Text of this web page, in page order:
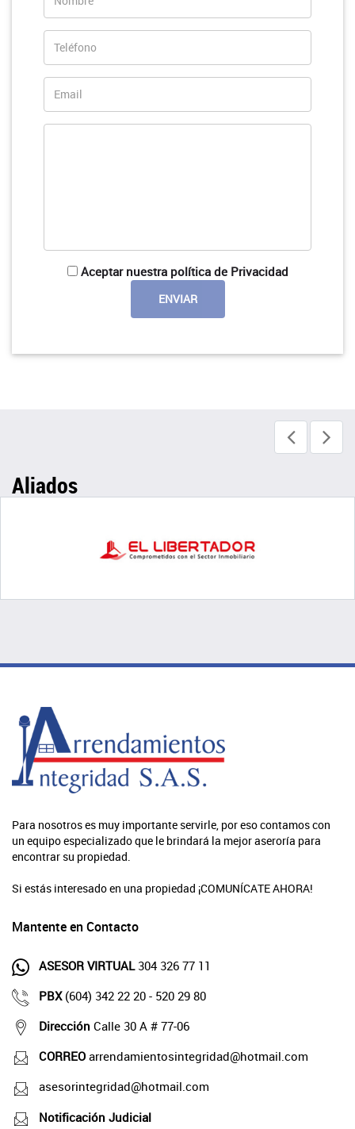
Aceptar nuestra política de Privacidad
Aliados
Para nosotros es muy importante servirle, por eso contamos con
un equipo especializado que le brindará la mejor aseroría para
encontrar su propiedad.
Si estás interesado en una propiedad ¡COMUNÍCATE AHORA!
Mantente en Contacto
ASESOR VIRTUAL304 326 77 11
PBX (604) 342 22 20 - 520 29 80
Dirección Calle 30 A # 77-06
CORREO arrendamientosintegridad@hotmail.com
asesorintegridad@hotmail.com
Notificación Judicial